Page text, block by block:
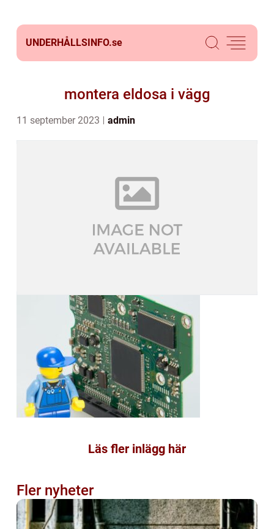
UNDERHÅLLSINFO.se
montera eldosa i vägg
11 september 2023 admin
Läs fler inlägg här
Fler nyheter